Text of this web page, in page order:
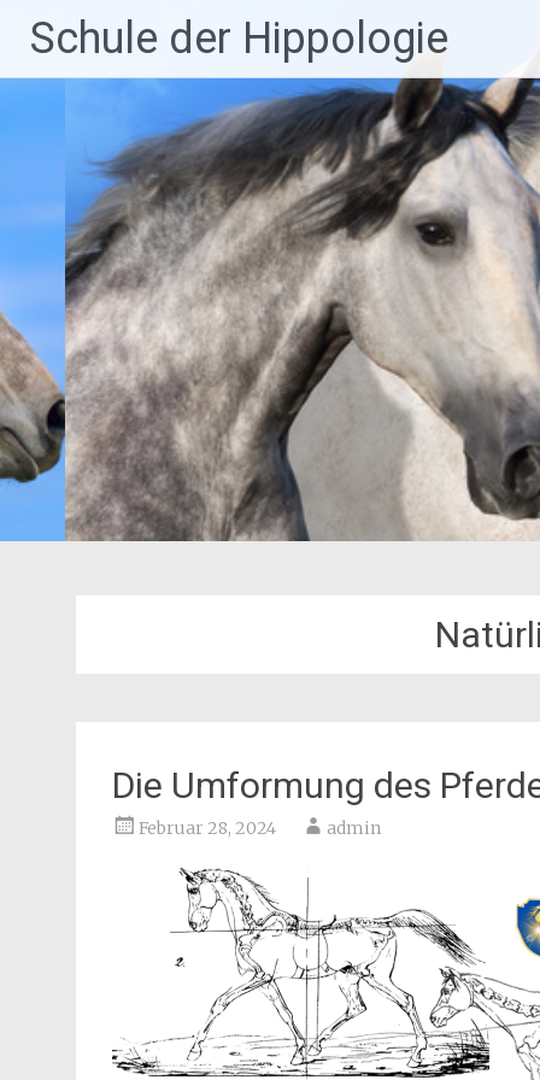
Inhalt
springen
Schule der Hippologie
Die Umformung des
Februar 28, 2024 admin